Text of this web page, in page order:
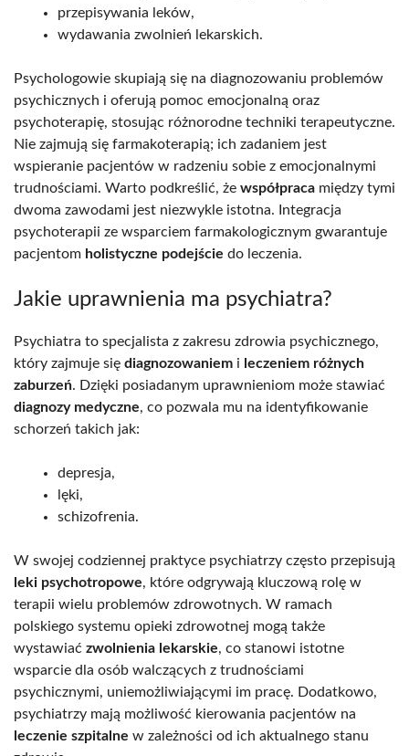
przepisywania leków,
wydawania zwolnień lekarskich.
Psychologowie skupiają się na diagnozowaniu problemów
psychicznych i oferują pomoc emocjonalną oraz
psychoterapię, stosując różnorodne techniki terapeutyczne.
Nie zajmują się farmakoterapią; ich zadaniem jest
wspieranie pacjentów w radzeniu sobie z emocjonalnymi
trudnościami. Warto podkreślić, że współpraca między tymi
dwoma zawodami jest niezwykle istotna. Integracja
psychoterapii ze wsparciem farmakologicznym gwarantuje
pacjentom holistyczne podejście do leczenia.
Jakie uprawnienia ma psychiatra?
Psychiatra to specjalista z zakresu zdrowia psychicznego,
który zajmuje się diagnozowaniem i leczeniem różnych
zaburzeń. Dzięki posiadanym uprawnieniom może stawiać
diagnozy medyczne, co pozwala mu na identyfikowanie
schorzeń takich jak:
depresja,
lęki,
schizofrenia.
W swojej codziennej praktyce psychiatrzy często przepisują
leki psychotropowe, które odgrywają kluczową rolę w
terapii wielu problemów zdrowotnych. W ramach
polskiego systemu opieki zdrowotnej mogą także
wystawiać zwolnienia lekarskie, co stanowi istotne
wsparcie dla osób walczących z trudnościami
psychicznymi, uniemożliwiającymi im pracę. Dodatkowo,
psychiatrzy mają możliwość kierowania pacjentów na
leczenie szpitalne w zależności od ich aktualnego stanu